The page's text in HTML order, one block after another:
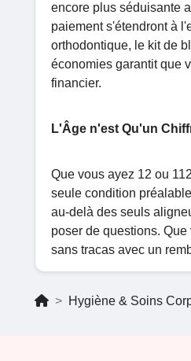
encore plus séduisante
paiement s'étendront à
orthodontique, le kit de
économies garantit que
financier.
L'Âge n'est Qu'un
Que vous ayez 12 ou
seule condition
au-delà des seuls
poser de questions.
sans tracas avec un
Hygiène & Soins